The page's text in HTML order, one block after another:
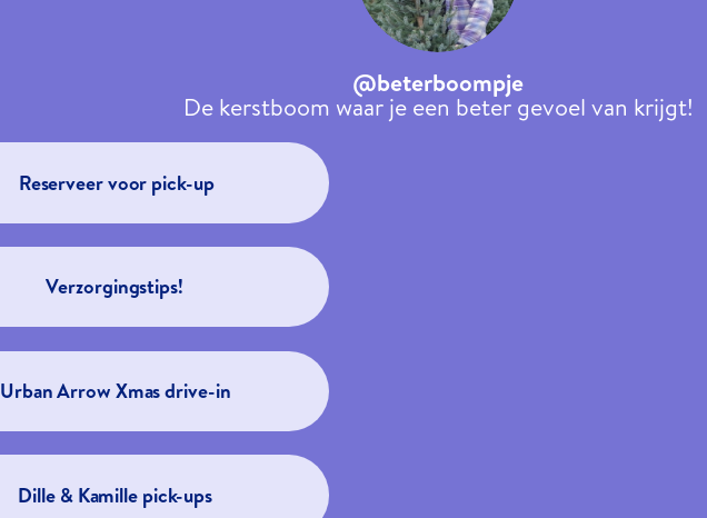
@beterboompje
De kerstboom waar je een beter gevoel van krijgt!
Reserveer voor pick-up
Verzorgingstips!
Urban Arrow Xmas drive-in
Dille & Kamille pick-ups